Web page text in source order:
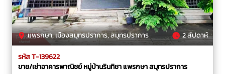
แพรกษา, เมืองสมุทรปราการ, สมุทรปราการ 2 สัปดาห์
รหัส T-139622
ขาย/เช่าอาคารพาณิชย์ หมู่บ้านรินทิชา แพรกษา สมุทรปราการ